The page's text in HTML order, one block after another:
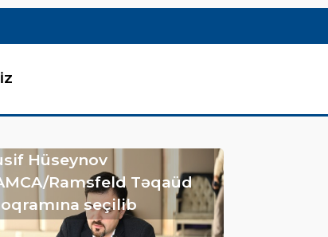
Hüseynov
Ramsfeld Təqaüd
seçilib